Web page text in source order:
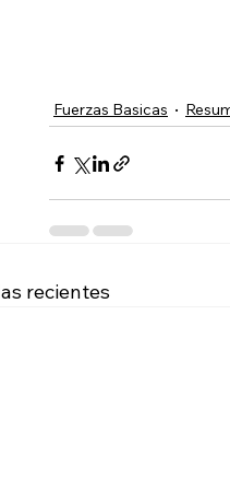
Fuerzas Basicas
recientes